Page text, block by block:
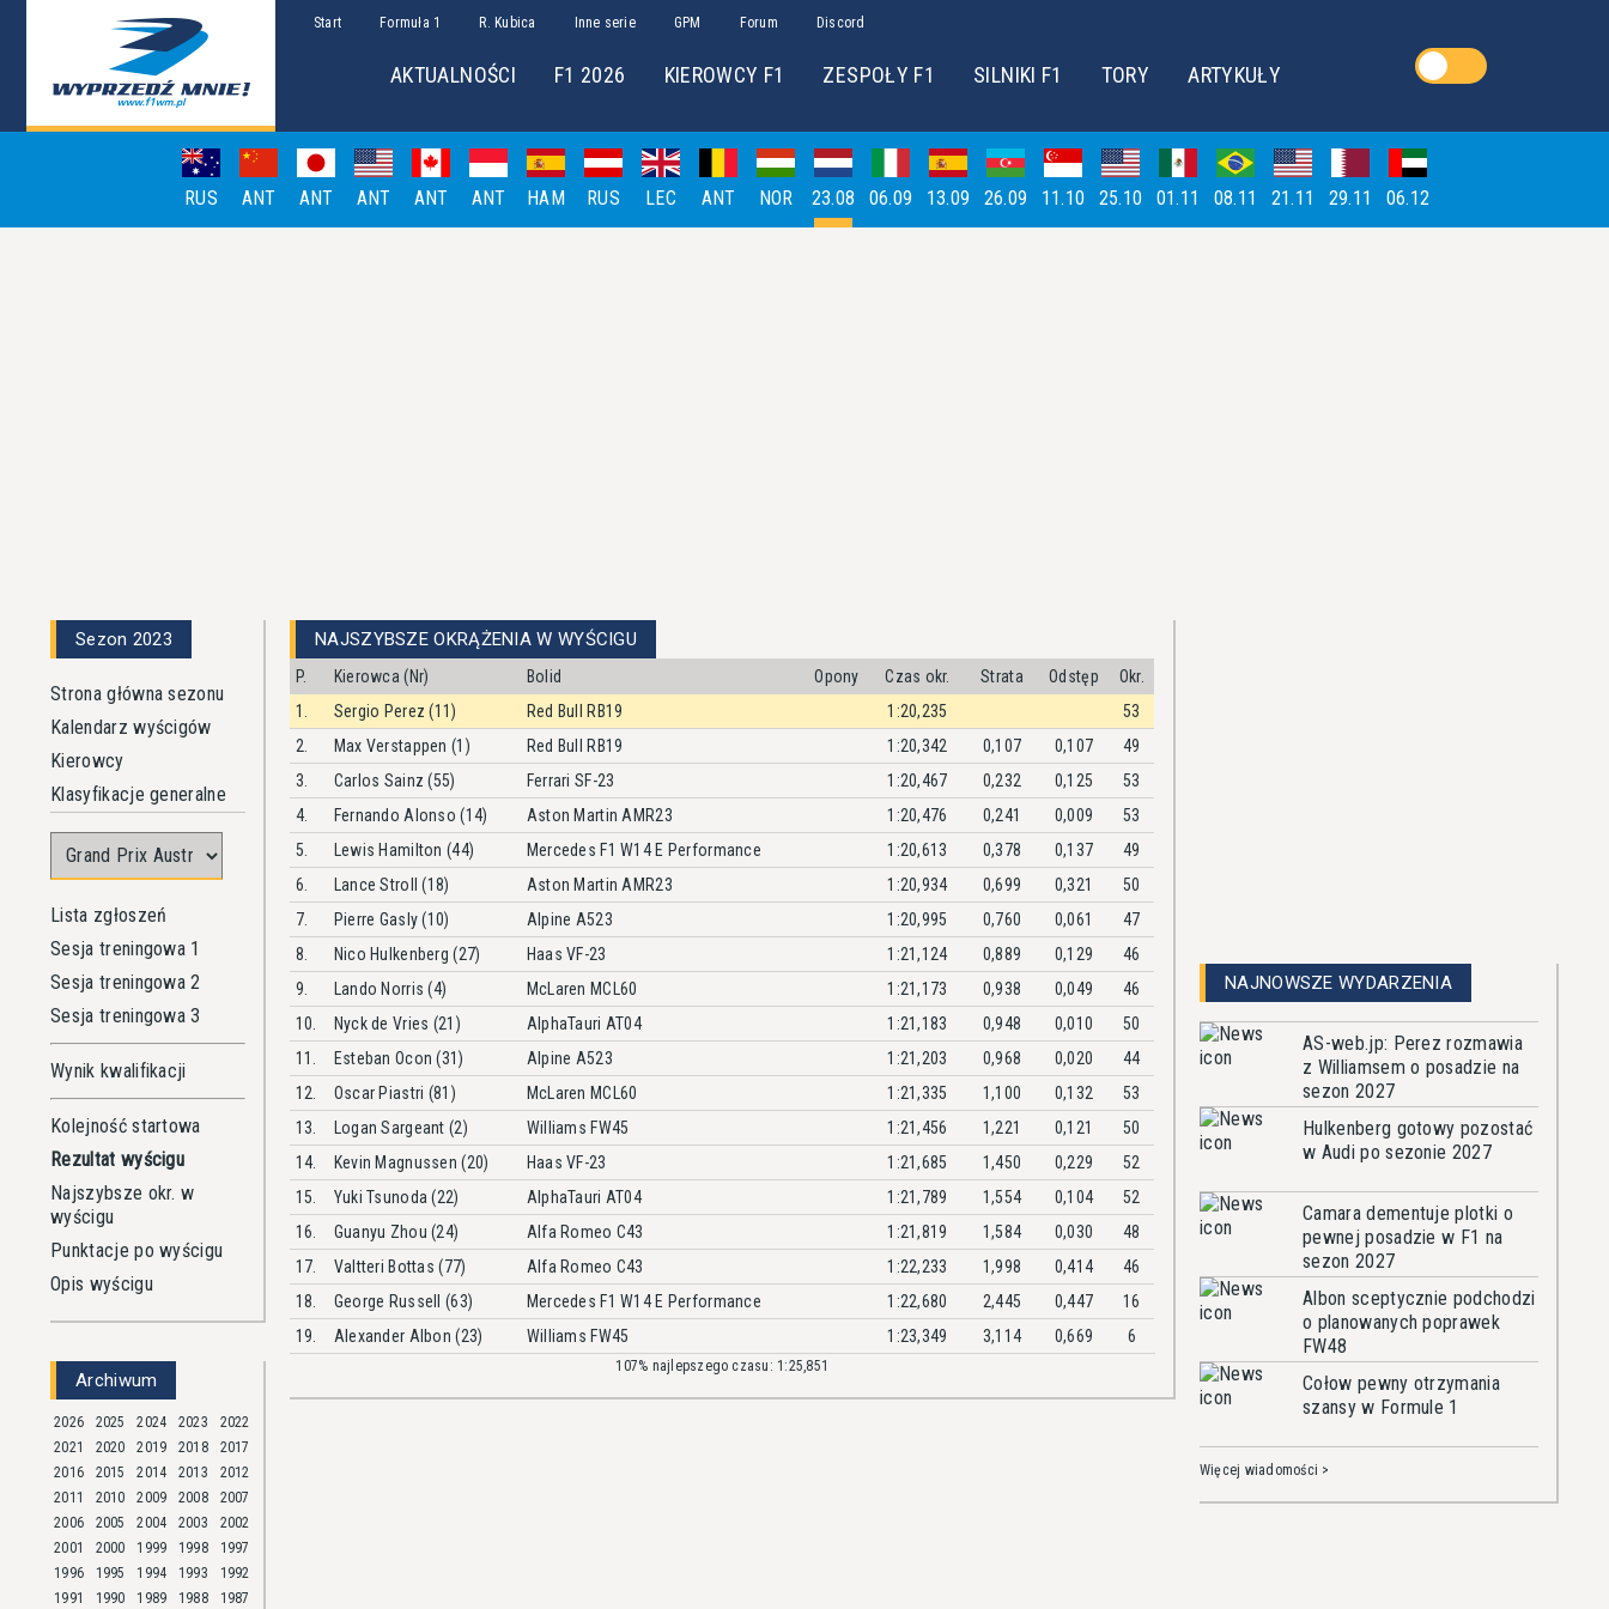
Start Formuła 1 R. Kubica Inne serie GPM Forum Discord
AKTUALNOŚCI F1 2026 KIEROWCY F1 ZESPOŁY F1 SILNIKI F1 TORY ARTYKUŁY
RUS ANT ANT ANT ANT ANT HAM RUS LEC ANT NOR 23.08 06.09 13.09 26.09 11.10 25.10 01.11 08.11 21.11 29.11 06.12
Sezon 2023
Strona główna sezonu
Kalendarz wyścigów
Kierowcy
Klasyfikacje generalne
Lista zgłoszeń
Sesja treningowa 1
Sesja treningowa 2
Sesja treningowa 3
Wynik kwalifikacji
Kolejność startowa
Rezultat wyścigu
Najszybsze okr. w
wyścigu
Punktacje po wyścigu
Opis wyścigu
Archiwum
2026 2025 2024 2023
2022
2021
2020 2019 2018
2017
2016
2015 2014 2013
2012
2011
2010 2009 2008
2007
2006
2005 2004 2003
2002
2001
2000 1999 1998
1997
1996
1995 1994 1993
1992
1991
1990 1989 1988 1987
NAJSZYBSZE OKRĄŻENIA W WYŚCIGU
P. Kierowca (Nr) Bolid Opony Czas okr. Strata Odstęp
Okr.
1.
Sergio Perez (11) Red Bull RB19 1:20,235
53
2.
Max Verstappen (1) Red Bull RB19 1:20,342 0,107 0,107
49
3.
Carlos Sainz (55) Ferrari SF-23 1:20,467 0,232 0,125
53
4.
Fernando Alonso (14) Aston Martin AMR23 1:20,476 0,241 0,009
53
5.
Lewis Hamilton (44) Mercedes F1 W14 E Performance 1:20,613 0,378 0,137
49
6.
Lance Stroll (18) Aston Martin AMR23 1:20,934 0,699 0,321
50
7.
Pierre Gasly (10) Alpine A523 1:20,995 0,760 0,061
47
8.
Nico Hulkenberg (27) Haas VF-23 1:21,124 0,889 0,129
46
9.
Lando Norris (4) McLaren MCL60 1:21,173 0,938 0,049
46
10.
Nyck de Vries (21) AlphaTauri AT04 1:21,183 0,948 0,010
50
11.
Esteban Ocon (31) Alpine A523 1:21,203 0,968 0,020
44
12.
Oscar Piastri (81) McLaren MCL60 1:21,335 1,100 0,132
53
13.
Logan Sargeant (2) Williams FW45 1:21,456 1,221 0,121
50
14.
Kevin Magnussen (20) Haas VF-23 1:21,685 1,450 0,229
52
15.
Yuki Tsunoda (22) AlphaTauri AT04 1:21,789 1,554 0,104
52
16.
Guanyu Zhou (24) Alfa Romeo C43 1:21,819 1,584 0,030
48
17.
Valtteri Bottas (77) Alfa Romeo C43 1:22,233 1,998 0,414
46
18.
George Russell (63) Mercedes F1 W14 E Performance 1:22,680 2,445 0,447
16
19.
Alexander Albon (23) Williams FW45 1:23,349 3,114 0,669 6
107% najlepszego czasu: 1:25,851
NAJNOWSZE WYDARZENIA
AS-web.jp: Perez rozmawia
z Williamsem o posadzie na
sezon 2027
Hulkenberg gotowy pozostać
w Audi po sezonie 2027
Camara dementuje plotki o
pewnej posadzie w F1 na
sezon 2027
Albon sceptycznie podchodzi
o planowanych poprawek
FW48
Cołow pewny otrzymania
szansy w Formule 1
Więcej wiadomości >